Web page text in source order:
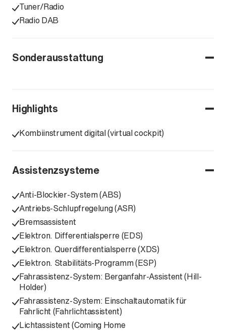
Tuner/Radio
Radio DAB
Sonderausstattung
Highlights
Kombiinstrument digital (virtual cockpit)
Assistenzsysteme
Anti-Blockier-System (ABS)
Antriebs-Schlupfregelung (ASR)
Bremsassistent
Elektron. Differentialsperre (EDS)
Elektron. Querdifferentialsperre (XDS)
Elektron. Stabilitäts-Programm (ESP)
Fahrassistenz-System: Berganfahr-Assistent (Hill-
Holder)
Fahrassistenz-System: Einschaltautomatik für
Fahrlicht (Fahrlichtassistent)
Lichtassistent (Coming Home